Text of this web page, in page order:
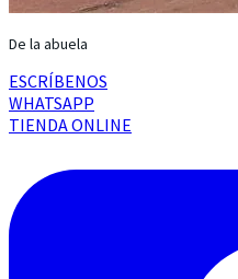
De la abuela
ESCRÍBENOS
WHATSAPP
TIENDA ONLINE